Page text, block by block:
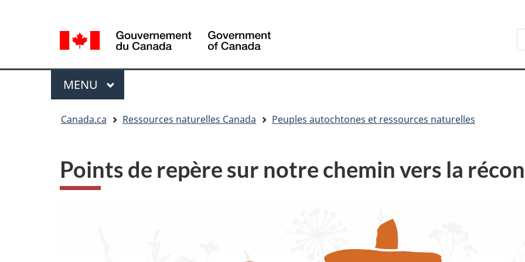
HTML
de
la
langue
selection
Menu
MENU PRINCIPAL
Canada.ca Ressources naturelles Canada Peuples autochtones et ressources naturelles
Points de repère sur notre chemin vers la